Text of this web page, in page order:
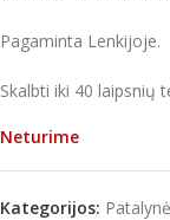
Pagaminta Lenkijoje.
Skalbti iki 40 laipsnių
Neturime
Kategorijos: